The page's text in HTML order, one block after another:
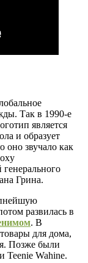
Так в 1990-е
является
и образует
оно звучало как
Грина.
развилась в
. В
для дома,
Позже были
Teenie Wahine.